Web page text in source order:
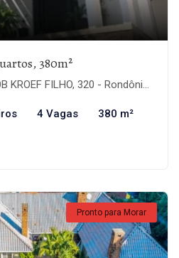
380m²
FILHO, 320 - Rondônia, Novo Hamburgo-RS
4 Vagas 380 m²
Pronto para Morar